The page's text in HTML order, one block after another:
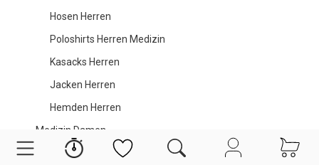
Hosen Herren
Poloshirts Herren Medizin
Kasacks Herren
Jacken Herren
Hemden Herren
Medizin Damen
Arztkittel- und Labormäntel Damen